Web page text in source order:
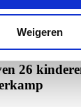
Weigeren
(cd&v)
26